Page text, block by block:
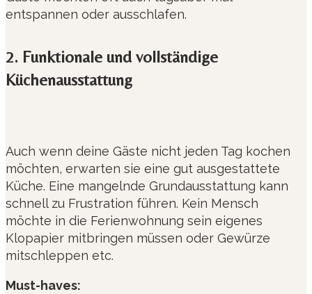
entspannen oder ausschlafen.
2. Funktionale und vollständige
Küchenausstattung
Auch wenn deine Gäste nicht jeden Tag kochen
möchten, erwarten sie eine gut ausgestattete
Küche. Eine mangelnde Grundausstattung kann
schnell zu Frustration führen. Kein Mensch
möchte in die Ferienwohnung sein eigenes
Klopapier mitbringen müssen oder Gewürze
mitschleppen etc.
Must-haves: